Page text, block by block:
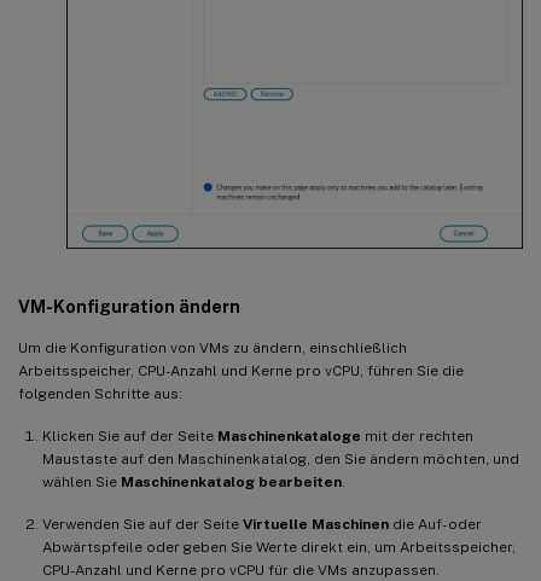
VM-Konfiguration ändern
Um die Konfiguration von VMs zu ändern, einschließlich
Arbeitsspeicher, CPU-Anzahl und Kerne pro vCPU, führen Sie die
folgenden Schritte aus:
Klicken Sie auf der Seite Maschinenkataloge mit der rechten
Maustaste auf den Maschinenkatalog, den Sie ändern möchten, und
wählen Sie Maschinenkatalog bearbeiten.
Verwenden Sie auf der Seite Virtuelle Maschinen die Auf- oder
Abwärtspfeile oder geben Sie Werte direkt ein, um Arbeitsspeicher,
CPU-Anzahl und Kerne pro vCPU für die VMs anzupassen.